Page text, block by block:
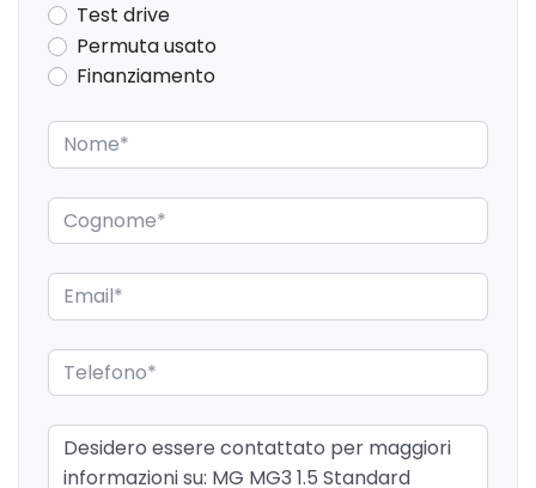
Chiusura centralizzata
Cinture di sicurezza
ESP / Electronic Stability Program
Fari alogeni
Fari autoadattivi
Fari con accensione automatica
Illuminazione bagagliaio
Inserti in acciaio esterni
Interni in tessuto
Test drive
Permuta usato
Finanziamento